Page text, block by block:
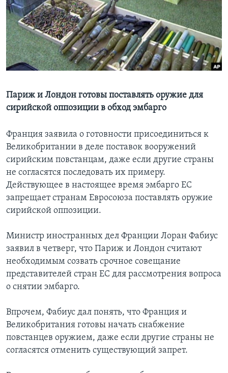
Learning English
СОЦИАЛЬНЫЕ СЕТИ
Языки
Париж и Лондон готовы поставлять оружие для
сирийской оппозиции в обход эмбарго
Франция заявила о готовности присоединиться к
Великобритании в деле поставок вооружений
сирийским повстанцам, даже если другие страны
не согласятся последовать их примеру.
Действующее в настоящее время эмбарго ЕС
запрещает странам Евросоюза поставлять оружие
сирийской оппозиции.
Министр иностранных дел Франции Лоран Фабиус
заявил в четверг, что Париж и Лондон считают
необходимым созвать срочное совещание
представителей стран ЕС для рассмотрения вопроса
о снятии эмбарго.
Впрочем, Фабиус дал понять, что Франция и
Великобритания готовы начать снабжение
повстанцев оружием, даже если другие страны не
согласятся отменить существующий запрет.